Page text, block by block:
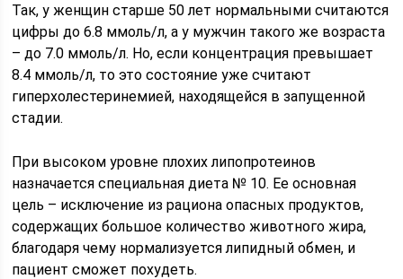
Так, у женщин старше 50 лет нормальными считаются
цифры до 6.8 ммоль/л, а у мужчин такого же возраста
– до 7.0 ммоль/л. Но, если концентрация превышает
8.4 ммоль/л, то это состояние уже считают
гиперхолестеринемией, находящейся в запущенной
стадии.
При высоком уровне плохих липопротеинов
назначается специальная диета № 10. Ее основная
цель – исключение из рациона опасных продуктов,
содержащих большое количество животного жира,
благодаря чему нормализуется липидный обмен, и
пациент сможет похудеть.